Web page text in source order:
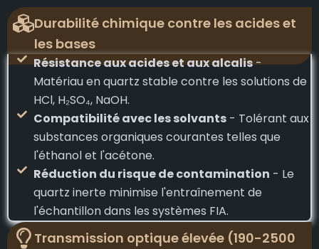
Durabilité chimique contre les acides et
les bases
Résistance aux acides et aux alcalis-
Matériau en quartz stable contre les solutions de
HCl, H₂SO₄, NaOH.
Compatibilité avec les solvants- Tolérant aux
substances organiques courantes telles que
l'éthanol et l'acétone.
Réduction du risque de contamination - Le
quartz inerte minimise l'entraînement de
l'échantillon dans les systèmes FIA.
Transmission optique élevée (190-2500